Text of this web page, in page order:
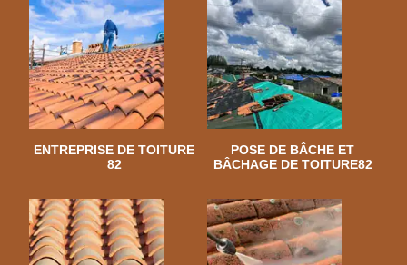
ENTREPRISE DE TOITURE
82
POSE DE BÂCHE ET
BÂCHAGE DE TOITURE82